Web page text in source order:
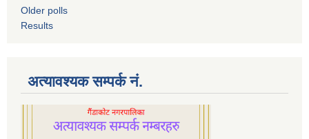
Older polls
Results
अत्यावश्यक सम्पर्क नं.